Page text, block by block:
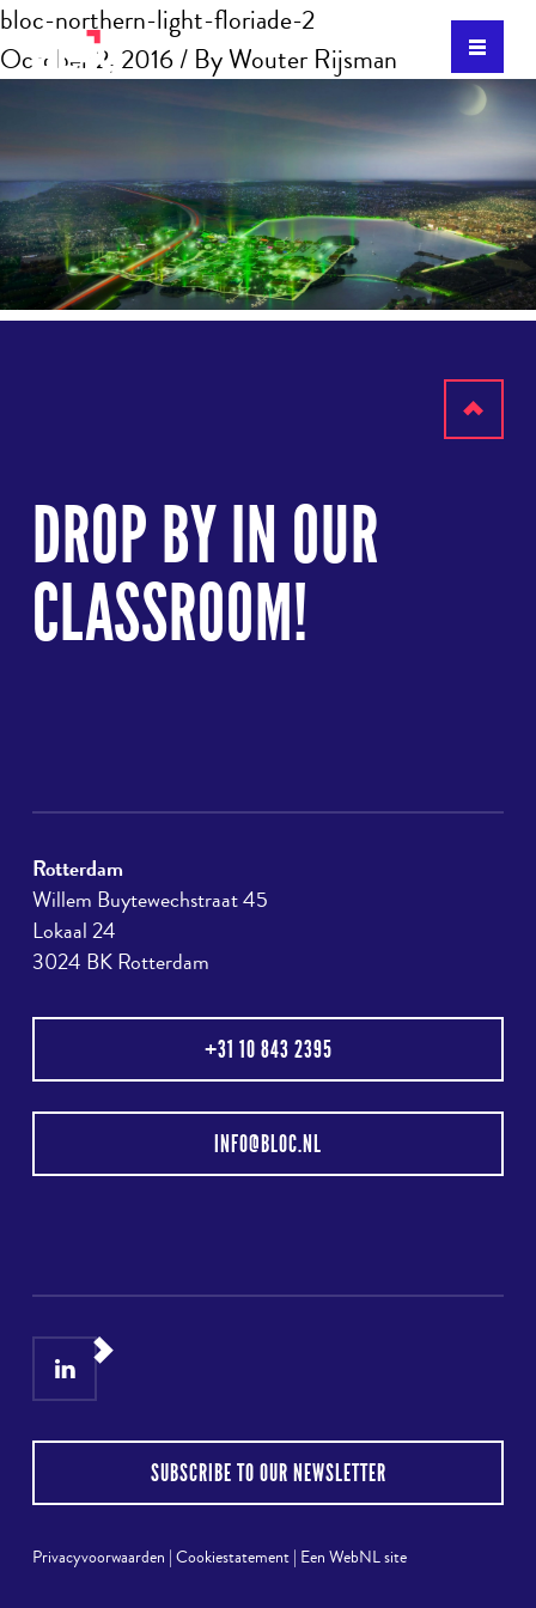
bloc-northern-light-floriade-2
October 2, 2016/ ByWouter Rijsman
DROP BY IN OUR
CLASSROOM!
Rotterdam
Willem Buytewechstraat 45
Lokaal 24
3024 BK Rotterdam
+31 10 843 2395
INFO@BLOC.NL
SUBSCRIBE TO OUR NEWSLETTER
Privacyvoorwaarden |Cookiestatement| Een WebNL site